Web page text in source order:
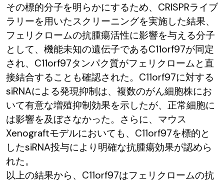
その標的分子を明らかにするため、CRISPRライブ
ラリーを用いたスクリーニングを実施した結果、
フェリクロームの抗腫瘍活性に影響を与える分子
として、機能未知の遺伝子であるC11orf97が同定
され、C11orf97タンパク質がフェリクロームと直
接結合することも確認された。C11orf97に対する
siRNAによる発現抑制は、複数のがん細胞株にお
いて有意な増殖抑制効果を示したが、正常細胞に
は影響を及ぼさなかった。さらに、マウス
Xenograftモデルにおいても、C11orf97を標的と
したsiRNA投与により明確な抗腫瘍効果が認めら
れた。
以上の結果から、C11orf97はフェリクロームの抗